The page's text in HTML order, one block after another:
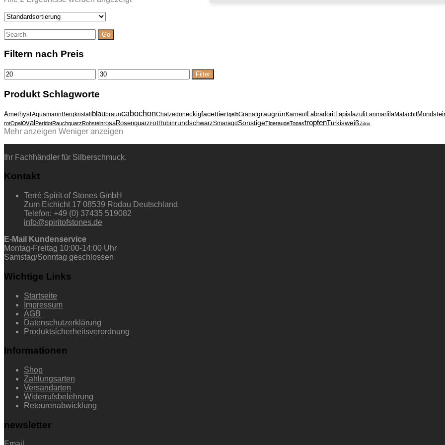
Suche
nach:
Filtern nach Preis
Min.
Preis
Max.
Preis
Filter
Produkt Schlagworte
AmethystAquamarinBergkristall blaubrauncabochonChalzedoneckigfacettiertgelbGranatgraugrünKarneolLabradoritLapislazuliLarimarlilaMalachit
rotOpalovalPeridotRauchquarzRohsteinrosaRosenquarzrotRubinrundschwarzSmaragdSonstigeTigeraugeTopastropfenTürkisweißZitrin
Mehr anzeigen Weniger anzeigen
Ihr Fachhändler für Silberschmuck.
Kontakt
Terré Spirit of Stones GmbH
Zum Eichicht 17 08539 Rodau Deutschland
Telefon: +49 (0) 37435 519082
info@spiritofstones.de
E-Mail Kundenservice
Montag-Freitag 10:00-14:00 Uhr
Samstag/Sonntag geschlossen
Wichtige Links
Startseite
Impressum
AGB
Datenschutzerklärung
Produktsicherheitsverordnung
Informationen
Shop
Zahlungsarten
Versandarten
Widerrufsbelehrung
Retourenabwicklung
newsletter